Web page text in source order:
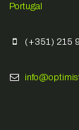
Portugal
(+351) 215